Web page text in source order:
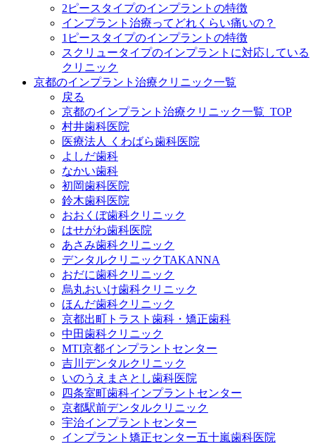
2ピースタイプのインプラントの特徴
インプラント治療ってどれくらい痛いの？
1ピースタイプのインプラントの特徴
スクリュータイプのインプラントに対応している
クリニック
京都のインプラント治療クリニック一覧
戻る
京都のインプラント治療クリニック一覧_TOP
村井歯科医院
医療法人 くわばら歯科医院
よしだ歯科
なかい歯科
初岡歯科医院
鈴木歯科医院
おおくぼ歯科クリニック
はせがわ歯科医院
あさみ歯科クリニック
デンタルクリニックTAKANNA
おだに歯科クリニック
烏丸おいけ歯科クリニック
ほんだ歯科クリニック
京都出町トラスト歯科・矯正歯科
中田歯科クリニック
MTI京都インプラントセンター
吉川デンタルクリニック
いのうえまさとし歯科医院
四条室町歯科インプラントセンター
京都駅前デンタルクリニック
宇治インプラントセンター
インプラント矯正センター五十嵐歯科医院